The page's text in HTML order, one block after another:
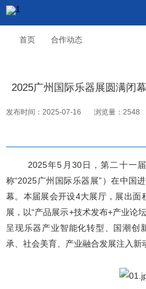
首页 合作动态
2025广州国际乐器展圆满闭
发布时间：2025-07-16 浏览量：2548
2025年5月30日，第二十一届
称“2025广州国际乐器展”）在中国
幕。本届展会开设4大展厅，展出面
展，以“产品展示+技术发布+产业论
呈现乐器产业智能化转型、国潮创
承、社会美育、产业融合发展注入新